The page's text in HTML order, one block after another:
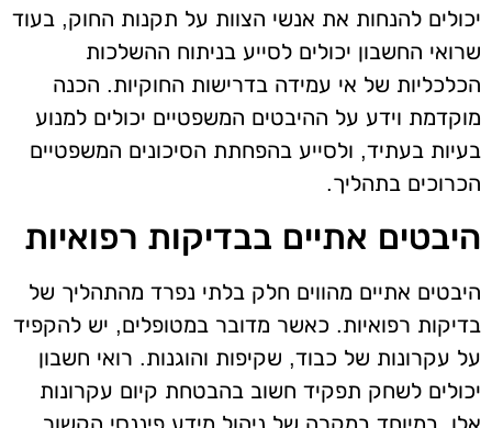
יכולים להנחות את אנשי הצוות על תקנות החוק, בעוד
שרואי החשבון יכולים לסייע בניתוח ההשלכות
הכלכליות של אי עמידה בדרישות החוקיות. הכנה
מוקדמת וידע על ההיבטים המשפטיים יכולים למנוע
בעיות בעתיד, ולסייע בהפחתת הסיכונים המשפטיים
הכרוכים בתהליך.
היבטים אתיים בבדיקות רפואיות
היבטים אתיים מהווים חלק בלתי נפרד מהתהליך של
בדיקות רפואיות. כאשר מדובר במטופלים, יש להקפיד
על עקרונות של כבוד, שקיפות והוגנות. רואי חשבון
יכולים לשחק תפקיד חשוב בהבטחת קיום עקרונות
אלו, במיוחד במקרה של ניהול מידע פיננסי הקשור